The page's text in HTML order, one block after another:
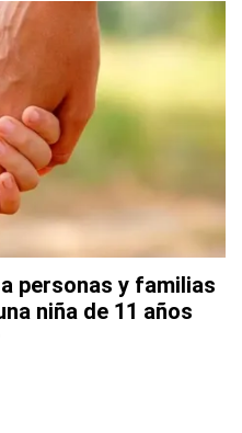
personas y familias
niña de 11 años